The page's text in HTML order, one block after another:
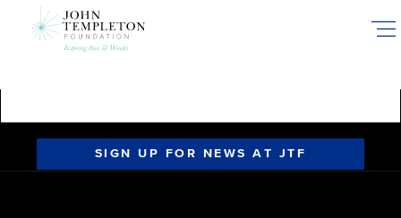
SIGN UP FOR NEWS AT JTF